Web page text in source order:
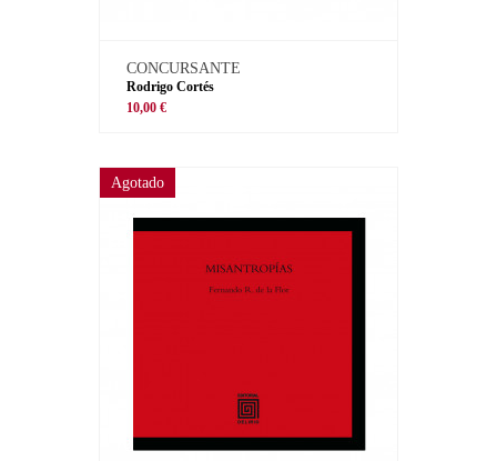
CONCURSANTE
Rodrigo Cortés
10,00 €
Agotado